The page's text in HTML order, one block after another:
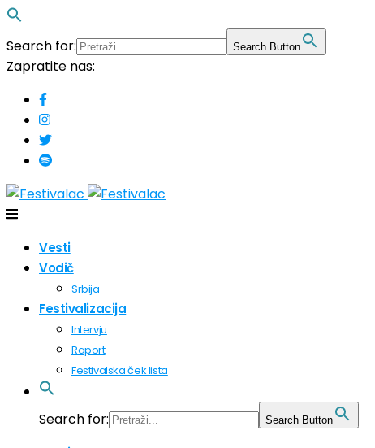
Search for: Search Button
Zapratite nas:
Vesti
Vodič
Srbija
Festivalizacija
Intervju
Raport
Festivalska ček lista
Search for: Search Button